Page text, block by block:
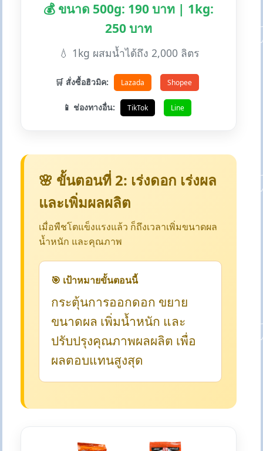
💰 ขนาด 500g: 190 บาท | 1kg:
250 บาท
💧 1kg ผสมน้ำได้ถึง 2,000 ลิตร
🛒 สั่งซื้อฮิวมิค: Lazada Shopee
📱 ช่องทางอื่น: TikTok Line
🌸 ขั้นตอนที่ 2: เร่งดอก เร่งผล
และเพิ่มผลผลิต
เมื่อพืชโตแข็งแรงแล้ว ก็ถึงเวลาเพิ่มขนาดผล
น้ำหนัก และคุณภาพ
🎯 เป้าหมายขั้นตอนนี้
กระตุ้นการออกดอก ขยาย
ขนาดผล เพิ่มน้ำหนัก และ
ปรับปรุงคุณภาพผลผลิต เพื่อ
ผลตอบแทนสูงสุด